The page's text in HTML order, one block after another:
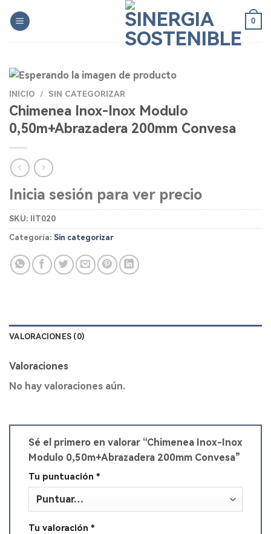
0
INICIO / SIN CATEGORIZAR
Chimenea Inox-Inox Modulo
0,50m+Abrazadera 200mm Convesa
Inicia sesión para ver precio
SKU: IIT020
Categoría: Sin categorizar
VALORACIONES (0)
Valoraciones
No hay valoraciones aún.
Sé el primero en valorar “Chimenea Inox-Inox
Modulo 0,50m+Abrazadera 200mm Convesa”
Tu puntuación *
Tu valoración *